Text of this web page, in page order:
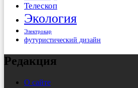
Телескоп
Экология
Электрокар
футуристический дизайн
Редакция
О сайте